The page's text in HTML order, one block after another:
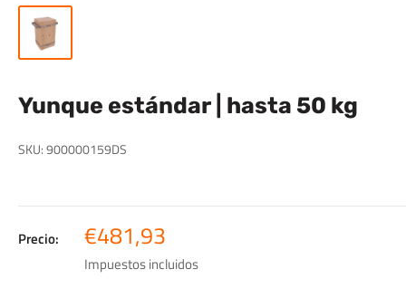
Yunque estándar | hasta 50 kg
SKU:900000159DS
Precio: Precio
de
venta
€481,93
Impuestos incluidos